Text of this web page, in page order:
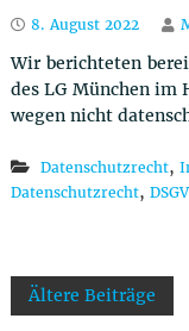
8. August 2022
Wir berichteten
des LG München im
wegen nicht
Datenschutzrecht,
Datenschutzrecht,
B
Ältere Beiträge